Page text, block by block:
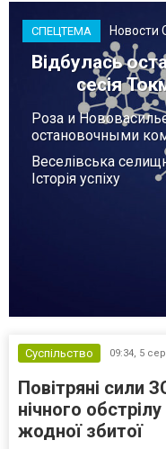
СПЕЦТЕМА Новости
Відбулась
сесія
Роза и
остановочными
Веселівська
Історія успіху
Суспільство 09:34, 5
Повітряні сили
нічного
жодної збитої